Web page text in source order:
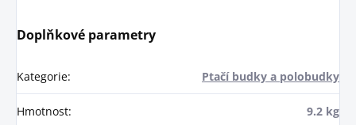
Doplňkové parametry
Kategorie: Ptačí budky a polobudky
Hmotnost: 9.2 kg